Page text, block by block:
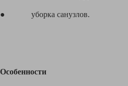
● уборка санузлов.
Особенности